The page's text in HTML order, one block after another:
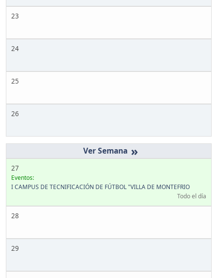
23
24
25
26
»
27
Eventos:
I CAMPUS DE TECNIFICACIÓN DE FÚTBOL "VILLA DE MONTEFRIO
Todo el día
28
29